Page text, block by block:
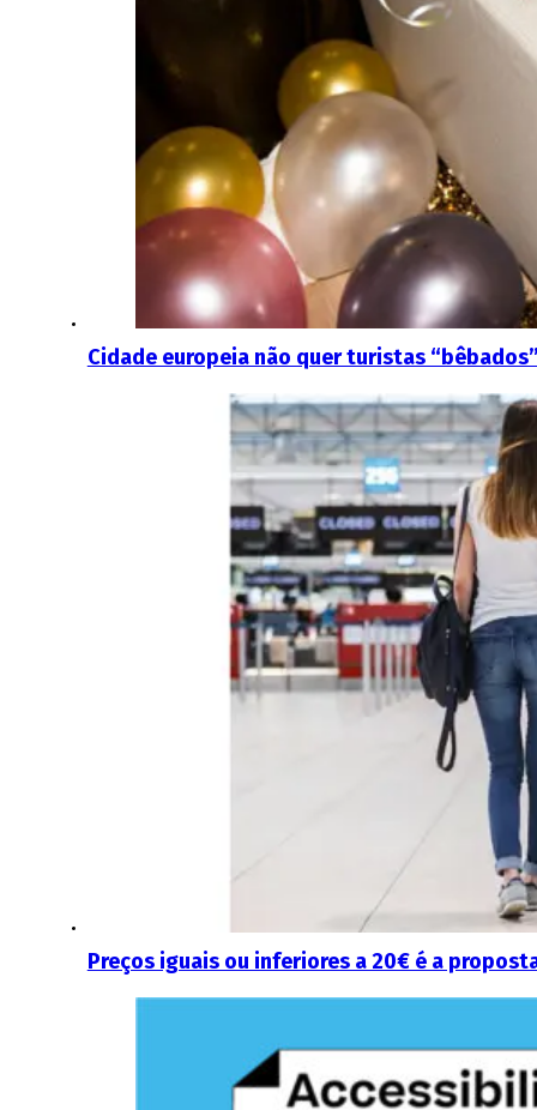
Cidade europeia não quer turistas
Preços iguais ou inferiores a 20€ é a